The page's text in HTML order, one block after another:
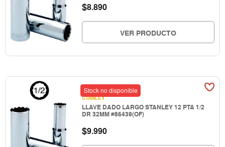
$8.890
VER PRODUCTO
Stock no disponible
STANLEY
LLAVE DADO LARGO STANLEY 12 PTA 1/2
DR 32MM #86439(OF)
$9.990